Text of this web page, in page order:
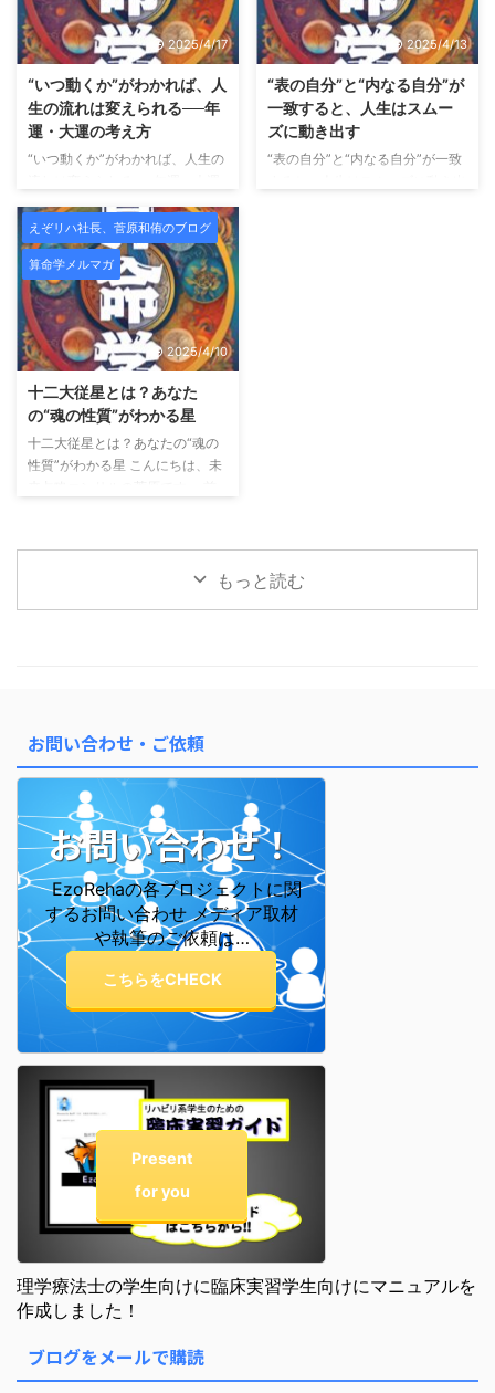
「一時的な変化ではなく、肌その
ものを変えていくこと」をコンセ
プトにした、結果重視のビューテ
ィーサロンです。 HAYIMビュー
ティサロンとは？ HAYIMビュー
ティサロンは、理学療法士として
身体構造を熟知した代表が監修
し、CURAIMという韓国美容と医
ルケアを提供しています。
肌
...
と思い始めます。 そして不思議
なことに、一番大切だったはずの
声が、聞こえなくなっていく。
師匠の言葉。昔お世話になった人
の助言。厳しくも愛のあるフィー
ドバック。 それらが「うるさい
もの」「古い価値観」「今の自分
には合わないもの」に見え始め
2025/4/17
“いつ動くか”がわかれば、人
生の流れは変えられる──年
運・大運の考え方
“いつ動くか”がわかれば、人生の
の考え方 こんにちは、未来占略
コンサルの菅原です。 これまで
のメルマガでは、 「自分の宿
命」や「星の組み合わせ」を通し
て、 “どんな自分か”を知る方法を
お届けしてきました。 今回はそ
こから一歩踏み込み、「いつ動く
か？」という、 人生のタイミン
グの読み方＝運勢のリズムについ
てご紹介します。 運勢には“波”が
ある 算命学では、運の流れを大
きく2つに分けて見ます。 年運
（ねんうん）： 1年ごとのテー
2025/4/13
“表の自分”と“内なる自分”が
一致すると、人生はスムー
ズに動き出す
“表の自分”と“内なる自分”が一致
えぞリハ社長、菅原和侑のブログ
算命学メルマガ
2025/4/10
十二大従星とは？あなた
の“魂の性質”がわかる星
十二大従星とは？あなたの“魂の
性質”がわかる星 こんにちは、未
行動パターンが変わるというお話
をしました。 今回はさらに深
表しています。 これが「十二大
従星」です。 この星を知ると、
なぜ自分はこう感じやすいのか ...
もっと読む
お問い合わせ・ご依頼
お問い合わせ！
EzoRehaの各プロジェクトに関
するお問い合わせ メディア取材
や執筆のご依頼は…
こちらをCHECK
Present
for you
理学療法士の学生向けに臨床実習学生向けにマニュアルを
作成しました！
ブログをメールで購読